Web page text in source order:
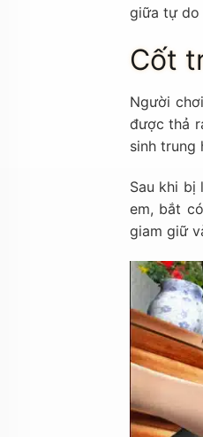
giữa tự do
Cốt
Người
được thả
sinh trung
Sau khi bị
em, bắt
giam giữ